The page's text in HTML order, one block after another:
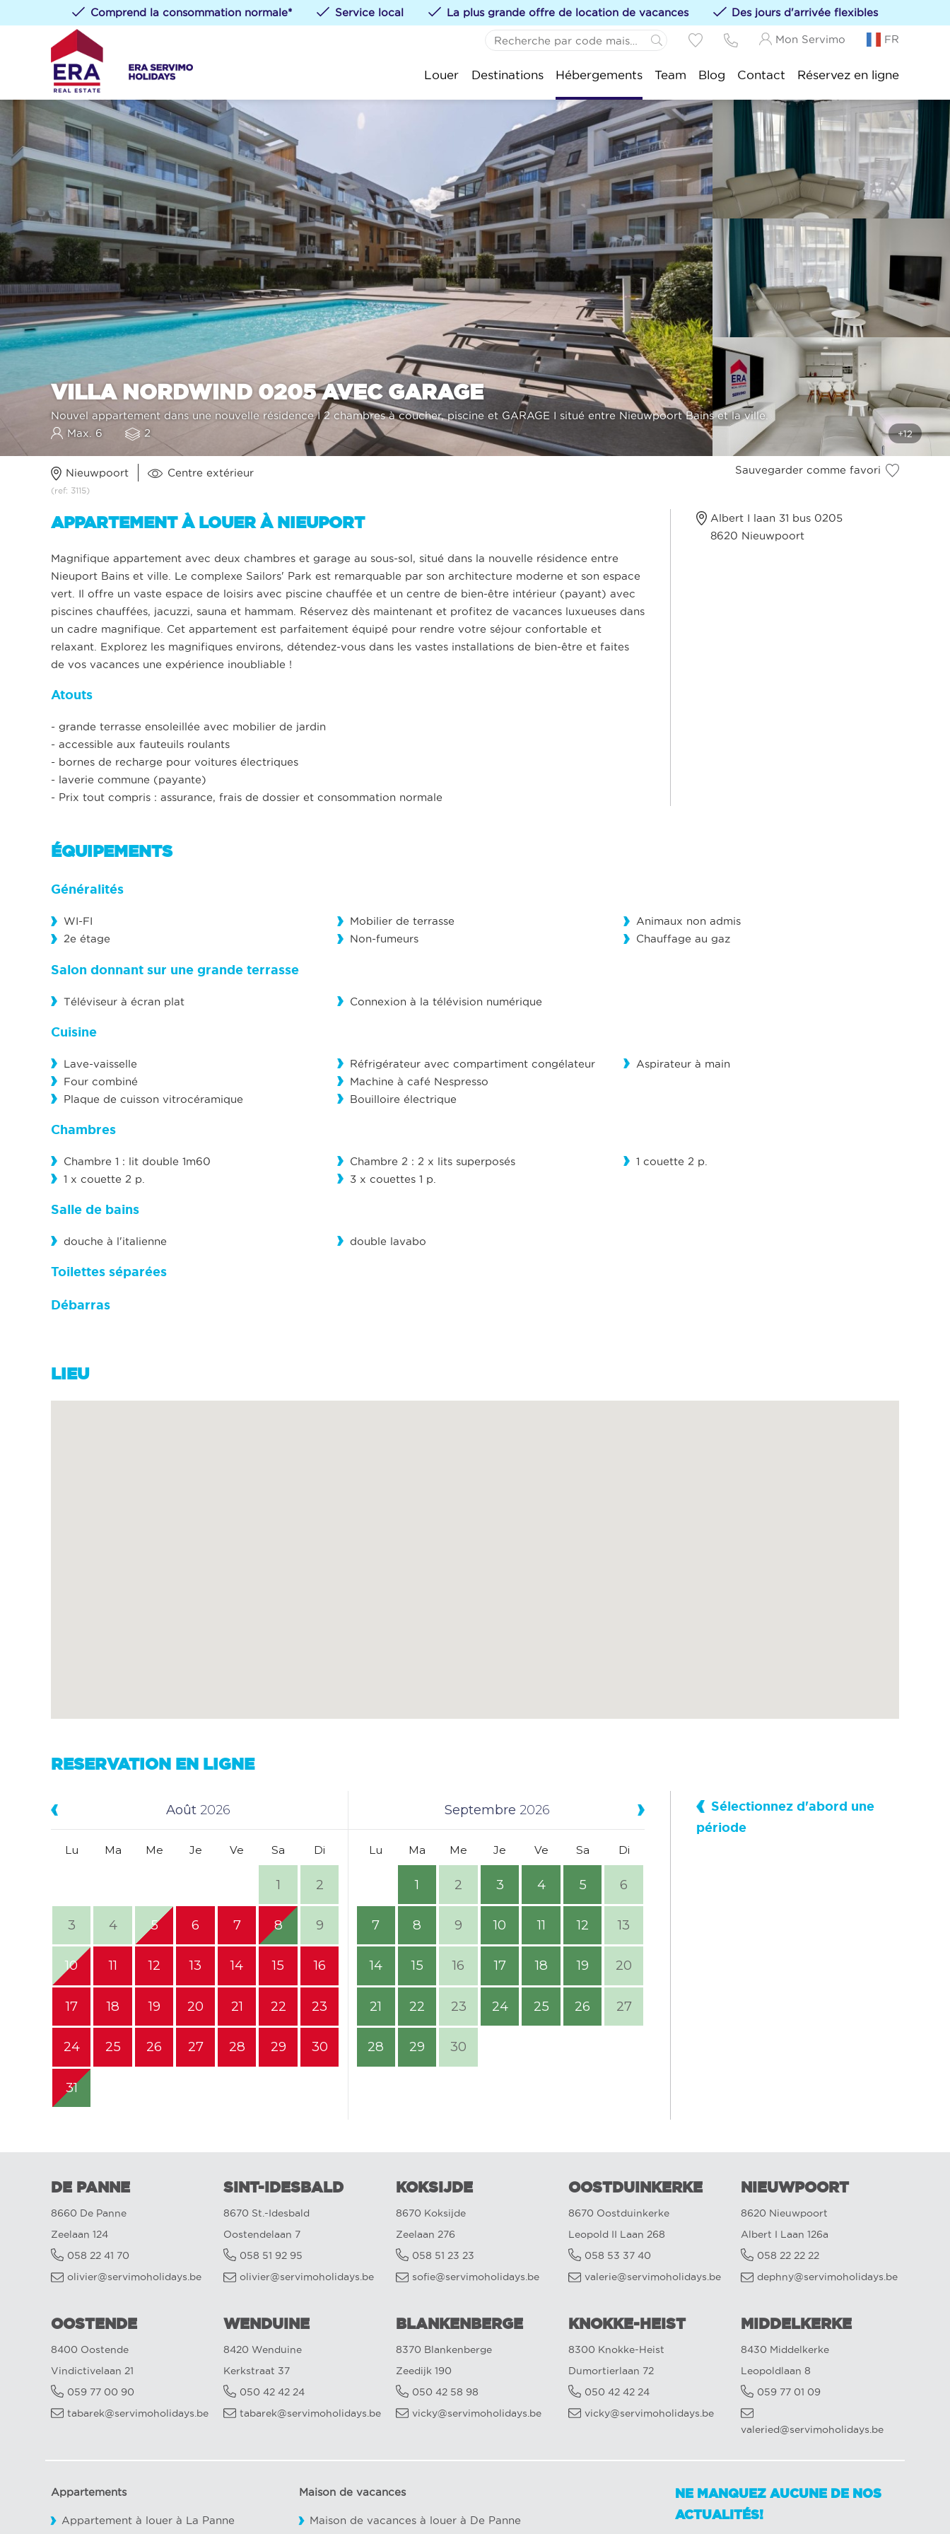
Comprend la consommation normale* Service local La plus grande offre de location de vacances Des jours d'arrivée flexibles
Vous pouvez ajouter des hébergements à vos favoris en cliquant sur le
Koksijde:
Oostduinkerke:
Nieuwpoort:
Wenduine:
Blankenberge:
Knokke-Heist:
Mon Servimo FR
Louer Destinations Hébergements Team Blog Contact Réservez en ligne
VILLA NORDWIND 0205 AVEC GARAGE
Nouvel appartement dans une nouvelle résidence I 2 chambres à coucher, piscine et GARAGE I situé entre Nieuwpoort Bains et la ville.
Max. 6
2
Nieuwpoort Centre extérieur
(ref: 3115)
Sauvegarder comme favori
APPARTEMENT À LOUER À NIEUPORT
Magnifique appartement avec deux chambres et garage au sous-sol, situé dans la nouvelle résidence entre
Nieuport Bains et ville. Le complexe Sailors' Park est remarquable par son architecture moderne et son espace
vert. Il offre un vaste espace de loisirs avec piscine chauffée et un centre de bien-être intérieur (payant) avec
piscines chauffées, jacuzzi, sauna et hammam. Réservez dès maintenant et profitez de vacances luxueuses dans
un cadre magnifique. Cet appartement est parfaitement équipé pour rendre votre séjour confortable et
relaxant. Explorez les magnifiques environs, détendez-vous dans les vastes installations de bien-être et faites
de vos vacances une expérience inoubliable !
Atouts
- grande terrasse ensoleillée avec mobilier de jardin
- accessible aux fauteuils roulants
- bornes de recharge pour voitures électriques
- laverie commune (payante)
- Prix tout compris : assurance, frais de dossier et consommation normale
Albert I laan 31 bus 0205
8620 Nieuwpoort
ÉQUIPEMENTS
Généralités
WI-FI
2e étage
Mobilier de terrasse
Non-fumeurs
Animaux non admis
Chauffage au gaz
Salon donnant sur une grande terrasse
Téléviseur à écran plat Connexion à la télévision numérique
Cuisine
Lave-vaisselle
Four combiné
Plaque de cuisson vitrocéramique
Réfrigérateur avec compartiment congélateur
Machine à café Nespresso
Bouilloire électrique
Aspirateur à main
Chambres
Chambre 1 : lit double 1m60
1 x couette 2 p.
Chambre 2 : 2 x lits superposés
3 x couettes 1 p.
1 couette 2 p.
Salle de bains
douche à l'italienne double lavabo
Toilettes séparées
Débarras
LIEU
RESERVATION EN LIGNE
Août 2026
Lu Ma Me Je Ve Sa Di
1 2
3 4 5 6 7 8 9
10 11 12 13 14 15 16
17 18 19 20 21 22 23
24 25 26 27 28 29 30
31
Septembre 2026
Lu Ma Me Je Ve Sa Di
1 2 3 4 5 6
7 8 9 10 11 12 13
14 15 16 17 18 19 20
21 22 23 24 25 26 27
28 29 30
Sélectionnez d'abord une
période
DE PANNE
8660 De Panne
Zeelaan 124
058 22 41 70
olivier@servimoholidays.be
SINT-IDESBALD
8670 St.-Idesbald
Oostendelaan 7
058 51 92 95
olivier@servimoholidays.be
KOKSIJDE
8670 Koksijde
Zeelaan 276
058 51 23 23
sofie@servimoholidays.be
OOSTDUINKERKE
8670 Oostduinkerke
Leopold II Laan 268
058 53 37 40
valerie@servimoholidays.be
NIEUWPOORT
8620 Nieuwpoort
Albert I Laan 126a
058 22 22 22
dephny@servimoholidays.be
OOSTENDE
8400 Oostende
Vindictivelaan 21
059 77 00 90
tabarek@servimoholidays.be
WENDUINE
8420 Wenduine
Kerkstraat 37
050 42 42 24
tabarek@servimoholidays.be
BLANKENBERGE
8370 Blankenberge
Zeedijk 190
050 42 58 98
vicky@servimoholidays.be
KNOKKE-HEIST
8300 Knokke-Heist
Dumortierlaan 72
050 42 42 24
vicky@servimoholidays.be
MIDDELKERKE
8430 Middelkerke
Leopoldlaan 8
059 77 01 09
valeried@servimoholidays.be
Appartements
Appartement à louer à La Panne
Maison de vacances
Maison de vacances à louer à De Panne
NE MANQUEZ AUCUNE DE NOS
ACTUALITÉS!